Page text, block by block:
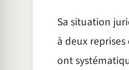
Sa situation
à deux
ont